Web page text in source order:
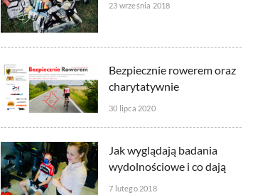
23 września 2018
Bezpiecznie rowerem oraz
charytatywnie
30 lipca 2020
Jak wyglądają badania
wydolnościowe i co dają
7 lutego 2018